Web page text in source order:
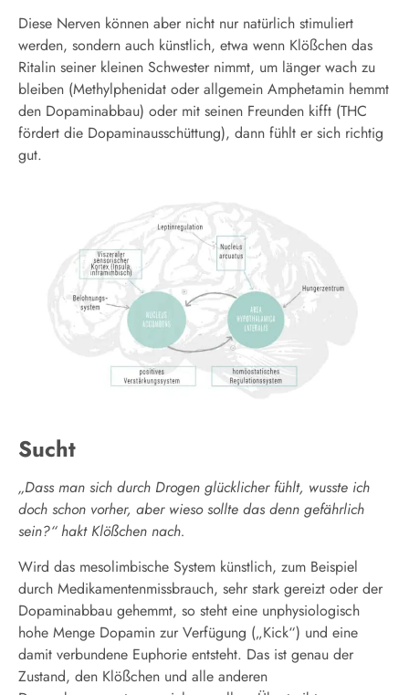
Diese Nerven können aber nicht nur natürlich stimuliert
werden, sondern auch künstlich, etwa wenn Klößchen das
Ritalin seiner kleinen Schwester nimmt, um länger wach zu
bleiben (Methylphenidat oder allgemein Amphetamin hemmt
den Dopaminabbau) oder mit seinen Freunden kifft (THC
fördert die Dopaminausschüttung), dann fühlt er sich richtig
gut.
Sucht
„Dass man sich durch Drogen glücklicher fühlt, wusste ich
doch schon vorher, aber wieso sollte das denn gefährlich
sein?“ hakt Klößchen nach.
Wird das mesolimbische System künstlich, zum Beispiel
durch Medikamentenmissbrauch, sehr stark gereizt oder der
Dopaminabbau gehemmt, so steht eine unphysiologisch
hohe Menge Dopamin zur Verfügung („Kick“) und eine
damit verbundene Euphorie entsteht. Das ist genau der
Zustand, den Klößchen und alle anderen